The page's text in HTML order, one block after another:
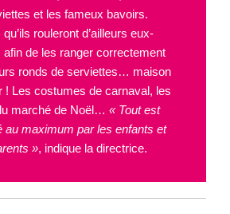
et les fameux bavoirs.
rouleront d’ailleurs eux-
afin de les ranger correctement
ronds de serviettes… maison
! Les costumes de carnaval, les
marché de Noël… « Tout est
au maximum par les enfants et
», indique la directrice.